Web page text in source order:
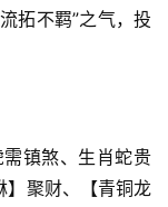
拓不羁”之气，投
镇煞、生肖蛇贵
聚财、【青铜龙